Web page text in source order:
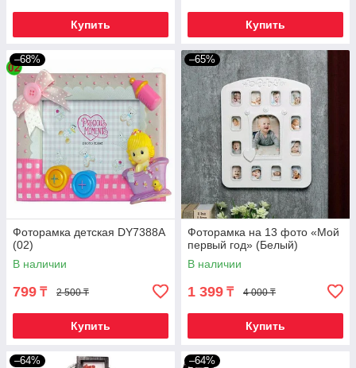
Купить Купить
–68%
Фоторамка детская DY7388A
(02)
В наличии
799 ₸ 2 500 ₸
Купить
–65%
Фоторамка на 13 фото «Мой
первый год» (Белый)
В наличии
1 399 ₸ 4 000 ₸
Купить
–64% –64%